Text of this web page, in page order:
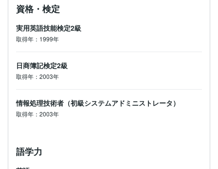
資格・検定
実用英語技能検定2級
取得年：1999年
日商簿記検定2級
取得年：2003年
情報処理技術者（初級システムアドミニストレータ）
取得年：2003年
語学力